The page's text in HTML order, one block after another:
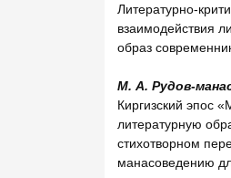
Литературно-
взаимодействия
образ
М. А. Рудов-
Киргизский эпос
литературную
стихотворном
манасоведению